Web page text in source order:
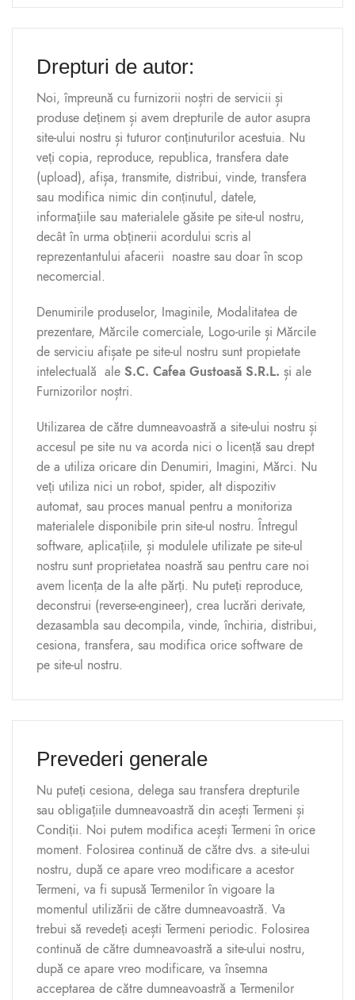
Drepturi de autor:
Noi, împreună cu furnizorii noștri de servicii și
produse deținem și avem drepturile de autor asupra
site-ului nostru și tuturor conținuturilor acestuia. Nu
veți copia, reproduce, republica, transfera date
(upload), afișa, transmite, distribui, vinde, transfera
sau modifica nimic din conținutul, datele,
informațiile sau materialele găsite pe site-ul nostru,
decât în urma obținerii acordului scris al
reprezentantului afacerii noastre sau doar în scop
necomercial.
Denumirile produselor, Imaginile, Modalitatea de
prezentare, Mărcile comerciale, Logo-urile și Mărcile
de serviciu afișate pe site-ul nostru sunt propietate
intelectuală ale S.C. Cafea Gustoasă S.R.L. și ale
Furnizorilor noștri.
Utilizarea de către dumneavoastră a site-ului nostru și
accesul pe site nu va acorda nici o licență sau drept
de a utiliza oricare din Denumiri, Imagini, Mărci. Nu
veți utiliza nici un robot, spider, alt dispozitiv
automat, sau proces manual pentru a monitoriza
materialele disponibile prin site-ul nostru. Întregul
software, aplicațiile, și modulele utilizate pe site-ul
nostru sunt proprietatea noastră sau pentru care noi
avem licența de la alte părți. Nu puteți reproduce,
deconstrui (reverse-engineer), crea lucrări derivate,
dezasambla sau decompila, vinde, închiria, distribui,
cesiona, transfera, sau modifica orice software de
pe site-ul nostru.
Prevederi generale
Nu puteți cesiona, delega sau transfera drepturile
sau obligațiile dumneavoastră din acești Termeni și
Condiții. Noi putem modifica acești Termeni în orice
moment. Folosirea continuă de către dvs. a site-ului
nostru, după ce apare vreo modificare a acestor
Termeni, va fi supusă Termenilor în vigoare la
momentul utilizării de către dumneavoastră. Va
trebui să revedeți acești Termeni periodic. Folosirea
continuă de către dumneavoastră a site-ului nostru,
după ce apare vreo modificare, va însemna
acceptarea de către dumneavoastră a Termenilor